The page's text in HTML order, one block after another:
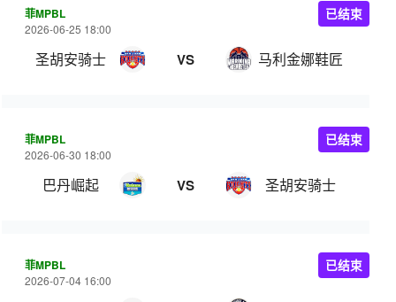
菲MPBL
2026-06-25 18:00
圣胡安骑士 VS 马利金娜鞋匠
已结束
菲MPBL
2026-06-30 18:00
巴丹崛起 VS 圣胡安骑士
已结束
菲MPBL
2026-07-04 16:00
已结束